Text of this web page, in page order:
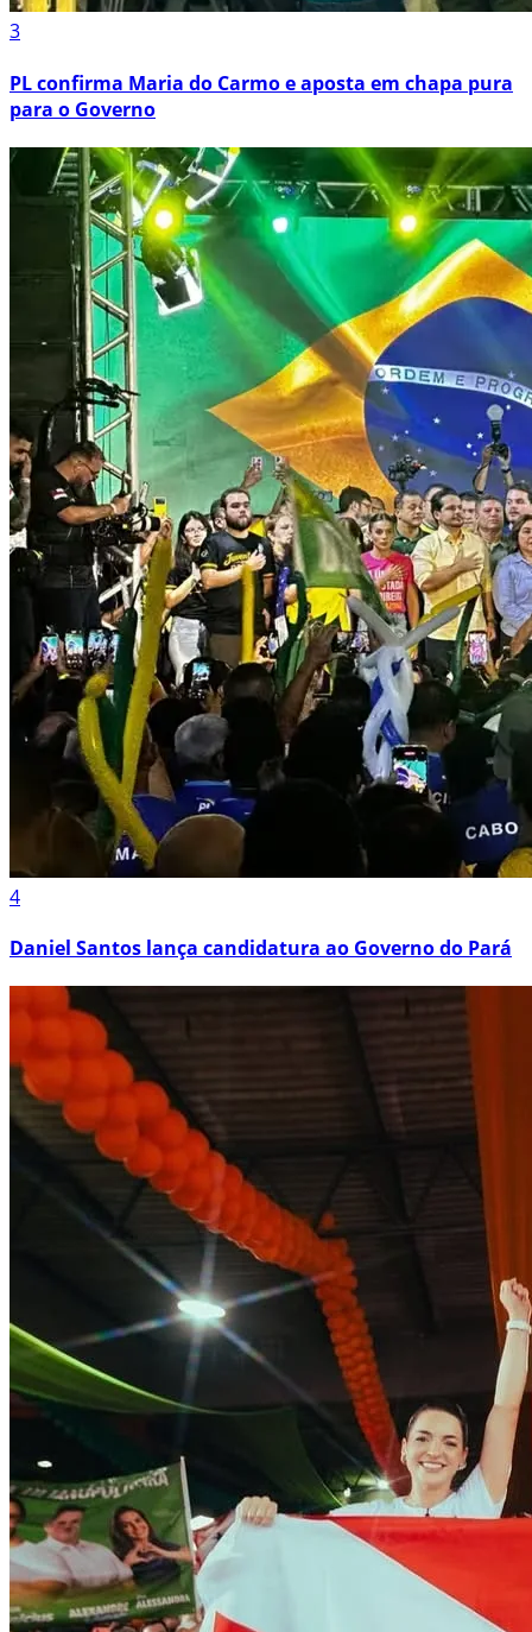
3
PL confirma Maria do Carmo e aposta em chapa pura
para o Governo
4
Daniel Santos lança candidatura ao Governo do Pará